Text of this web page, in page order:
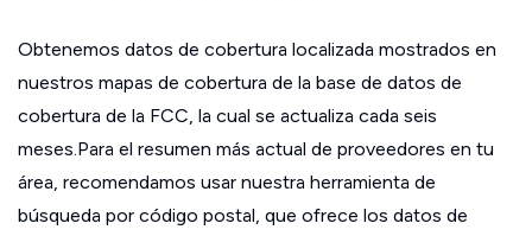
Obtenemos datos de cobertura localizada mostrados en
nuestros mapas de cobertura de la base de datos de
cobertura de la FCC, la cual se actualiza cada seis
meses.Para el resumen más actual de proveedores en tu
área, recomendamos usar nuestra herramienta de
búsqueda por código postal, que ofrece los datos de